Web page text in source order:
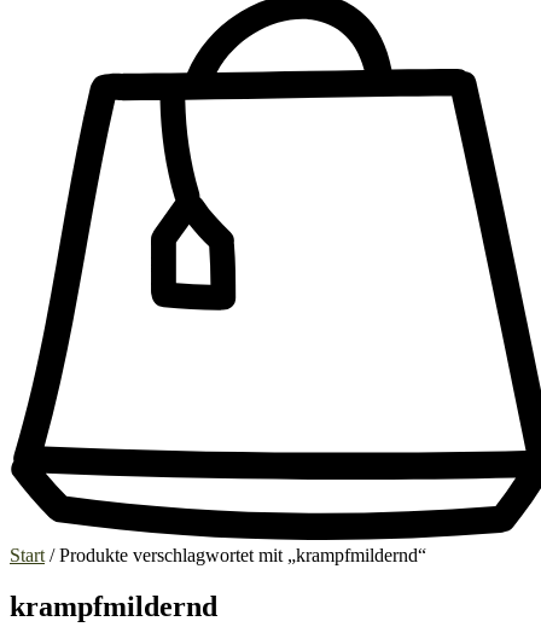
Start / Produkte verschlagwortet mit „krampfmildernd“
krampfmildernd